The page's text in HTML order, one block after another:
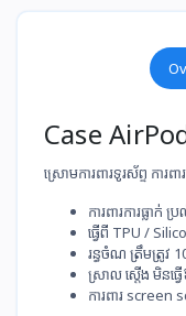
Case
ស្រោមការពារទូរស័ព្ទ ការព
ការពារ​ការ​ធ្លា
ធ្វើ​ពី​ TPU /
រ​ន្ធ​ចំណ​ ត្រឹម​ត្រូវ​
ស្រាល​ ស្ដើង​ មិន​ធ្វើ​
ការពារ​ screen